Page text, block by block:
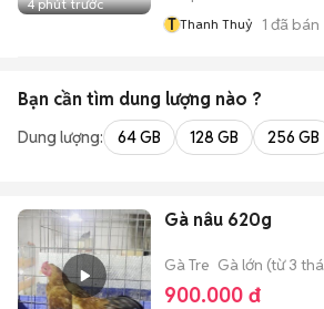
4 phút trước
T Thanh Thuỷ 1 đã bán
Bạn cần tìm dung lượng nào ?
Dung lượng: 64 GB 128 GB 256 GB
Gà nâu 620g
Gà Tre Gà lớn (từ 3
900.000 đ